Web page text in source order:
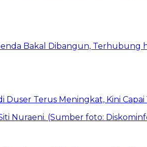
Bakal Dibangun, Terhubung
Duser Terus Meningkat, Kini Capai